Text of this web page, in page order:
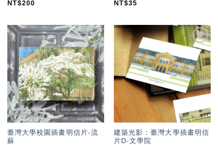
NT$200
NT$35
加入
「願
望輕
單」
臺灣大學校園插畫明信片-流
蘇
加入
「願
望輕
單」
建築光影：臺灣大學插畫明信
片D-文學院